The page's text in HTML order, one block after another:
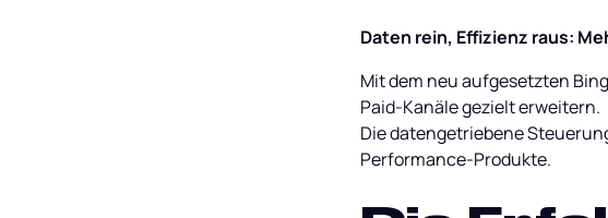
Daten rein, Effizienz raus:
Mit dem neu aufgesetzten
Paid-Kanäle gezielt erweitern.
Die datengetriebene
Performance-Produkte.